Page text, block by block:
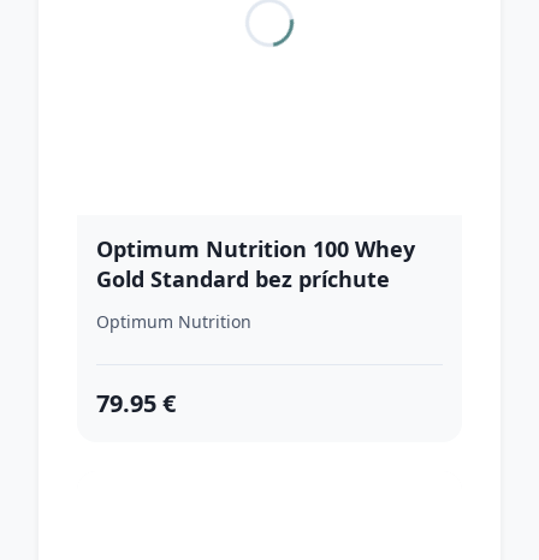
Optimum Nutrition 100 Whey
Gold Standard bez príchute
Optimum Nutrition
79.95 €